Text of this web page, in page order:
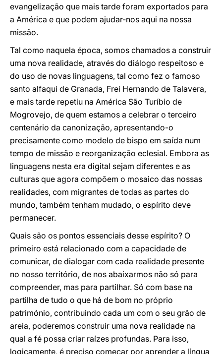
evangelização que mais tarde foram exportados para
a América e que podem ajudar-nos aqui na nossa
missão.
Tal como naquela época, somos chamados a construir
uma nova realidade, através do diálogo respeitoso e
do uso de novas linguagens, tal como fez o famoso
santo alfaqui de Granada, Frei Hernando de Talavera,
e mais tarde repetiu na América São Turíbio de
Mogrovejo, de quem estamos a celebrar o terceiro
centenário da canonização, apresentando-o
precisamente como modelo de bispo em saída num
tempo de missão e reorganização eclesial. Embora as
linguagens nesta era digital sejam diferentes e as
culturas que agora compõem o mosaico das nossas
realidades, com migrantes de todas as partes do
mundo, também tenham mudado, o espírito deve
permanecer.
Quais são os pontos essenciais desse espírito? O
primeiro está relacionado com a capacidade de
comunicar, de dialogar com cada realidade presente
no nosso território, de nos abaixarmos não só para
compreender, mas para partilhar. Só com base na
partilha de tudo o que há de bom no próprio
património, contribuindo cada um com o seu grão de
areia, poderemos construir uma nova realidade na
qual a fé possa criar raízes profundas. Para isso,
logicamente, é preciso começar por aprender a língua